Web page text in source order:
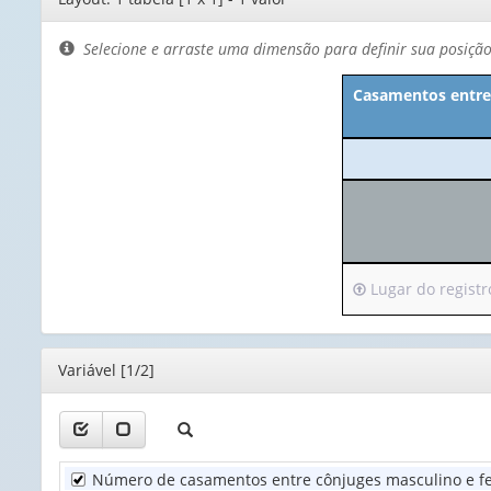
de
layoutSelecione e arraste uma dimensão para definir sua posição
Casamentos
Irá
para
o
cabeçalho
apenas
Lugar
Lugar do
Editor
Variável [1/2]
Número de casamentos entre cônjuges masculino e